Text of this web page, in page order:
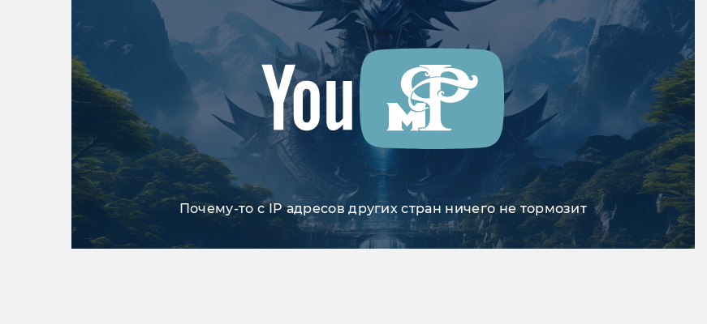
Почему-то с IP адресов других стран ничего не тормозит